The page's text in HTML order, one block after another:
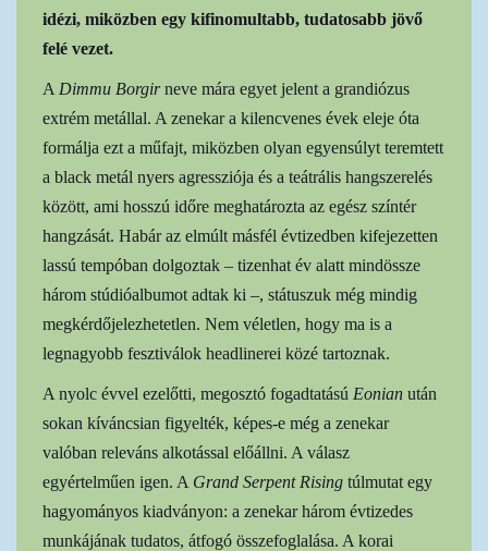
idézi, miközben egy kifinomultabb, tudatosabb jövő
felé vezet.
A Dimmu Borgirneve mára egyet jelent a grandiózus
extrém metállal. A zenekar a kilencvenes évek eleje óta
formálja ezt a műfajt, miközben olyan egyensúlyt teremtett
a black metál nyers agressziója és a teátrális hangszerelés
között, ami hosszú időre meghatározta az egész színtér
hangzását. Habár az elmúlt másfél évtizedben kifejezetten
lassú tempóban dolgoztak – tizenhat év alatt mindössze
három stúdióalbumot adtak ki –, státuszuk még mindig
megkérdőjelezhetetlen. Nem véletlen, hogy ma is a
legnagyobb fesztiválok headlinerei közé tartoznak.
A nyolc évvel ezelőtti, megosztó fogadtatású Eonian után
sokan kíváncsian figyelték, képes-e még a zenekar
valóban releváns alkotással előállni. A válasz
egyértelműen igen. A Grand Serpent Rising túlmutat egy
hagyományos kiadványon: a zenekar három évtizedes
munkájának tudatos, átfogó összefoglalása. A korai